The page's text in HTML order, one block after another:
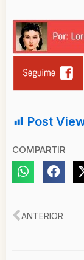
Post
COMPARTIR
Ant
ANTERIOR